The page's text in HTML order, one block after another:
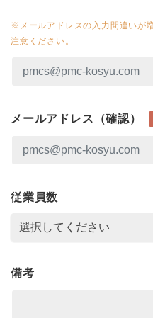
※メールアドレスの入力間違いが
注意ください。
メールアドレス（確認）
従業員数
備考